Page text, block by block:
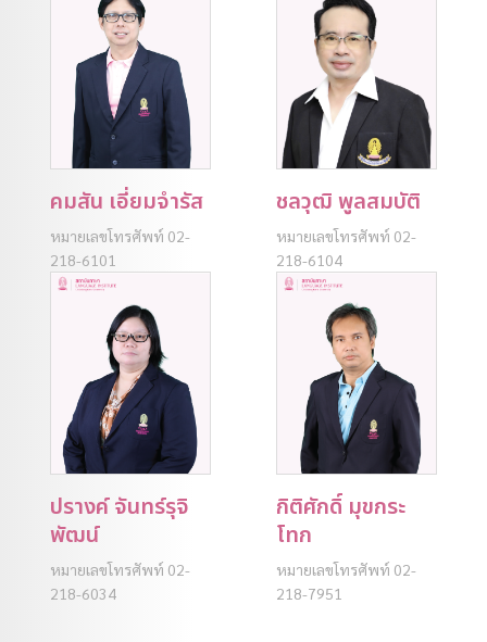
คมสัน เอี่ยมจำรัส
หมายเลขโทรศัพท์ 02-
218-6101
ชลวุฒิ พูลสมบัติ
หมายเลขโทรศัพท์ 02-
218-6104
ปรางค์ จันทร์รุจิ
พัฒน์
หมายเลขโทรศัพท์ 02-
218-6034
กิติศักดิ์ มุขกระ
โทก
หมายเลขโทรศัพท์ 02-
218-7951